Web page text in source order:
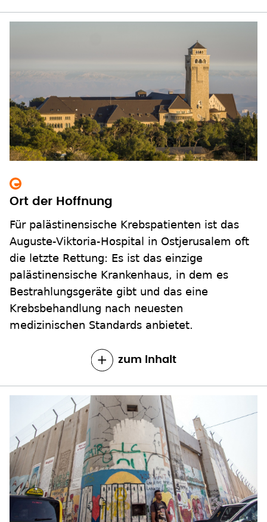
Ort der Hoffnung
Für palästinensische Krebspatienten ist das
Auguste-Viktoria-Hospital in Ostjerusalem oft
die letzte Rettung: Es ist das einzige
palästinensische Krankenhaus, in dem es
Bestrahlungsgeräte gibt und das eine
Krebsbehandlung nach neuesten
medizinischen Standards anbietet.
zum Inhalt